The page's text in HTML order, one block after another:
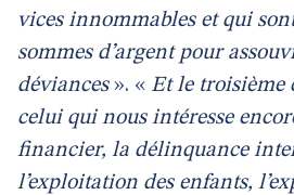
vices innommables et qui
sommes d’argent pour
déviances». « Et le troisième
celui qui nous intéresse
financier, la délinquance
l’exploitation des enfants,